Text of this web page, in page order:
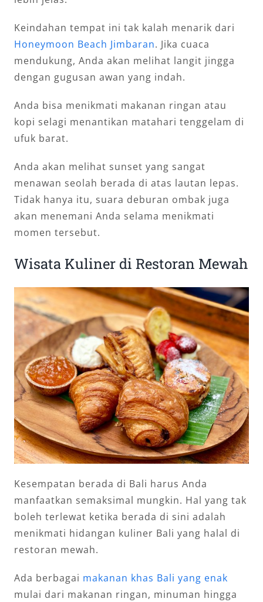
Keindahan tempat ini tak kalah menarik dari
Honeymoon Beach Jimbaran. Jika cuaca
mendukung, Anda akan melihat langit jingga
dengan gugusan awan yang indah.
Anda bisa menikmati makanan ringan atau
kopi selagi menantikan matahari tenggelam di
ufuk barat.
Anda akan melihat sunset yang sangat
menawan seolah berada di atas lautan lepas.
Tidak hanya itu, suara deburan ombak juga
akan menemani Anda selama menikmati
momen tersebut.
Wisata Kuliner di Restoran Mewah
Kesempatan berada di Bali harus Anda
manfaatkan semaksimal mungkin. Hal yang tak
boleh terlewat ketika berada di sini adalah
menikmati hidangan kuliner Bali yang halal di
restoran mewah.
Ada berbagai makanan khas Bali yang enak
mulai dari makanan ringan, minuman hingga